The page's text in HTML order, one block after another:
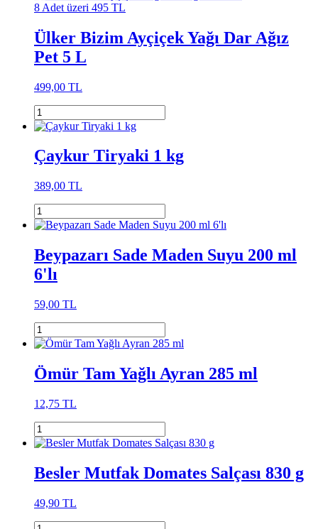
8 Adet üzeri 495 TL
Ülker Bizim Ayçiçek Yağı Dar Ağız
Pet 5 L
499,00 TL
Çaykur Tiryaki 1 kg
389,00 TL
Beypazarı Sade Maden Suyu 200 ml
6'lı
59,00 TL
Ömür Tam Yağlı Ayran 285 ml
12,75 TL
Besler Mutfak Domates Salçası 830 g
49,90 TL